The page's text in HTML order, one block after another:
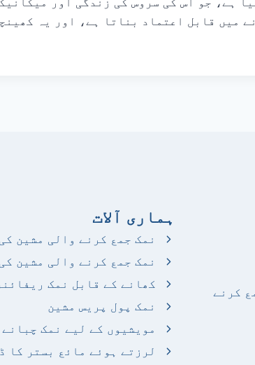
میں قابل اعتماد بناتا ہے، اور یہ
کرنے
ہماری آلات
نمک جمع کرنے والی مشین کی
نمک جمع کرنے والی مشین کی
کھانے کے قابل نمک
نمک پول پریس مشین
مویشیوں کے لیے نمک چبانے
لرزتے ہوئے مائع بستر کا